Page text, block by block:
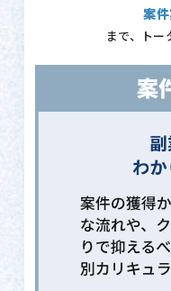
案
まで、トー